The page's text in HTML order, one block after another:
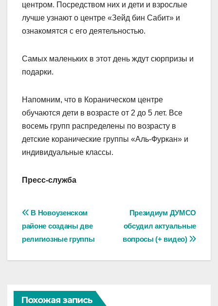
центром. Посредством них и дети и взрослые
лучше узнают о центре «Зейд бин Сабит» и
ознакомятся с его деятельностью.
Самых маленьких в этот день ждут сюрпризы и
подарки.
Напомним, что в Кораническом центре
обучаются дети в возрасте от 2 до 5 лет. Все
восемь групп распределены по возрасту в
детские коранические группы «Аль-Фуркан» и
индивидуальные классы.
Пресс-служба
Навигация
по
записям
Президиум ДУМСО
обсудил актуальные
вопросы (+ видео)
В Новоузенском
районе созданы две
религиозные группы
Похожая запись